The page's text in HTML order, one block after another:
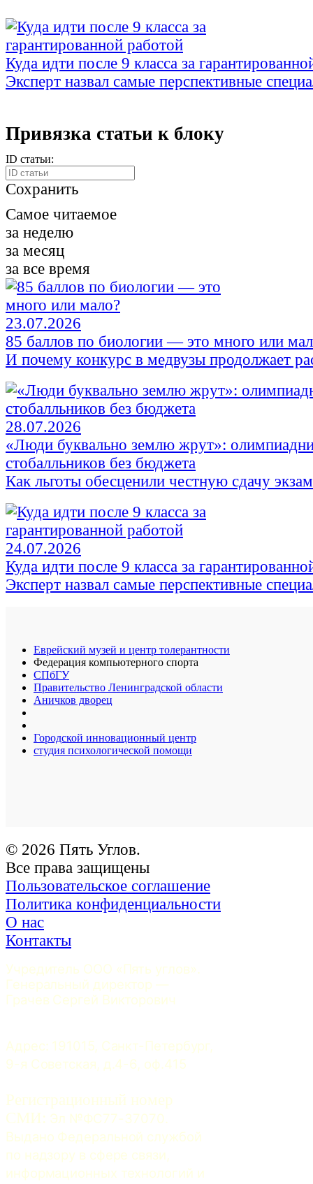
Куда идти после 9 класса за
Эксперт назвал самые перспективные
Привязка статьи к блоку
ID статьи:
Сохранить
Самое читаемое
за неделю
за месяц
за все время
23.07.2026
85 баллов по биологии — это много или
И почему конкурс в медвузы продолжает
28.07.2026
«Люди буквально землю жрут»:
стобалльников без бюджета
Как льготы обесценили честную сдачу
24.07.2026
Куда идти после 9 класса за
Эксперт назвал самые перспективные
Еврейский музей и центр толерантности
Федерация компьютерного спорта
СПбГУ
Правительство Ленинградской области
Аничков дворец
Городской инновационный центр
студия психологической помощи
© 2026 Пять Углов.
Все права защищены
Пользовательское соглашение
Политика конфиденциальности
О нас
Контакты
Учредитель ООО «Пять углов».
Генеральный директор —
Грачев Сергей Викторович
Адрес: 191015, Санкт-Петербург,
9-я Советская, д.4-6, оф.415
Регистрационный номер
СМИ: Эл №ФС77-37070.
Выдано Федеральной службой
по надзору в сфере связи,
информационных технологий и